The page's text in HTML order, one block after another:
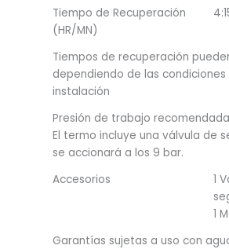
Tiempo de Recuperación
(HR/MN)
Tiempos de recuperación
dependiendo de las condiciones
instalación
Presión de trabajo
El termo incluye una válvula de
se accionará a los 9 bar.
Accesorios
1
1
Garantías sujetas a uso con